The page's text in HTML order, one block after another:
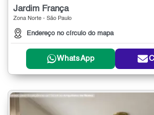
Jardim França
Zona Norte - São Paulo
Endereço no círculo do mapa
WhatsApp